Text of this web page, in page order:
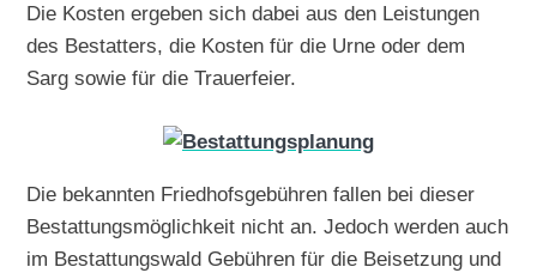
Die Kosten ergeben sich dabei aus den Leistungen
des Bestatters, die Kosten für die Urne oder dem
Sarg sowie für die Trauerfeier.
Die bekannten Friedhofsgebühren fallen bei dieser
Bestattungsmöglichkeit nicht an. Jedoch werden auch
im Bestattungswald Gebühren für die Beisetzung und